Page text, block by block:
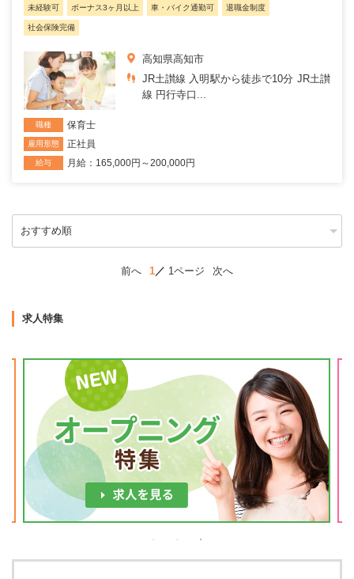
未経験可 ボーナス3ヶ月以上 車・バイク通勤可 退職金制度
社会保険完備
高知県高知市
JR土讃線 入明駅から徒歩で10分 JR土讃
線 円行寺口...
職種 保育士
雇用形態 正社員
給与 月給：165,000円～200,000円
前へ 1 1ページ 次へ
求人特集